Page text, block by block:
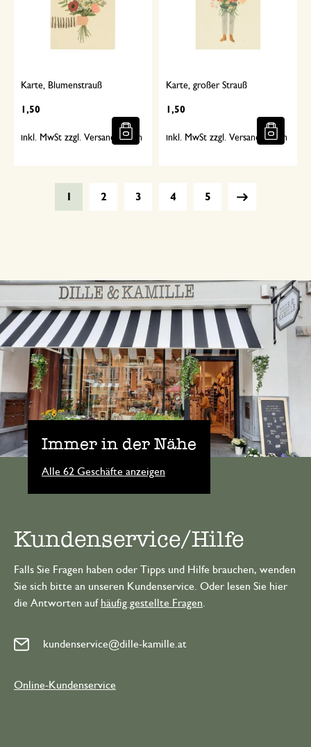
Karte, Blumenstrauß
1,50
inkl. MwSt zzgl. Versandkosten
Karte, großer Strauß
1,50
inkl. MwSt zzgl. Versandkosten
2 3 4 5
Immer in der Nähe
Alle 62 Geschäfte anzeigen
Kundenservice/Hilfe
Falls Sie Fragen haben oder Tipps und Hilfe brauchen, wenden
Sie sich bitte an unseren Kundenservice. Oder lesen Sie hier
die Antworten auf häufig gestellte Fragen
kundenservice@dille-kamille.at
Online-Kundenservice